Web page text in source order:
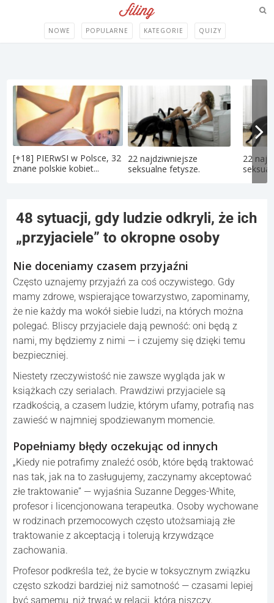
NOWE POPULARNE KATEGORIE QUIZY
[+18] PIERwSI w Polsce, 32
znane polskie kobiet...
22 najdziwniejsze
seksualne fetysze.
22
48 sytuacji, gdy ludzie odkryli, że ich
„przyjaciele” to okropne osoby
Nie doceniamy czasem przyjaźni
Często uznajemy przyjaźń za coś oczywistego. Gdy
mamy zdrowe, wspierające towarzystwo, zapominamy,
że nie każdy ma wokół siebie ludzi, na których można
polegać. Bliscy przyjaciele dają pewność: oni będą z
nami, my będziemy z nimi — i czujemy się dzięki temu
bezpieczniej.
Niestety rzeczywistość nie zawsze wygląda jak w
książkach czy serialach. Prawdziwi przyjaciele są
rzadkością, a czasem ludzie, którym ufamy, potrafią nas
zawieść w najmniej spodziewanym momencie.
Popełniamy błędy oczekując od innych
„Kiedy nie potrafimy znaleźć osób, które będą traktować
nas tak, jak na to zasługujemy, zaczynamy akceptować
złe traktowanie” — wyjaśnia Suzanne Degges-White,
profesor i licencjonowana terapeutka. Osoby wychowane
w rodzinach przemocowych często utożsamiają złe
traktowanie z akceptacją i tolerują krzywdzące
zachowania.
Profesor podkreśla też, że bycie w toksycznym związku
często szkodzi bardziej niż samotność — czasami lepiej
być samemu, niż trwać w relacji, która niszczy.